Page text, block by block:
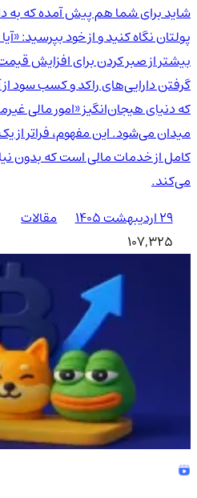
شاید برای شما هم پیش آمده که به
پولتان نگاه کنید و از خود بپرسید:
بیشتر از صبر کردن برای افزایش
گرفتن دارایی‌های راکد و کسب سود
میدان می‌شود. این مفهوم، فراتر از
کامل از خدمات مالی است که بدون
می‌کند.
۲۹ اردیبهشت ۱۴۰۵
مقالات
107,325